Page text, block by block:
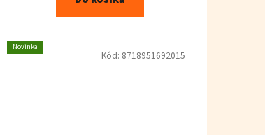
Novinka
Kód: 8718951692015